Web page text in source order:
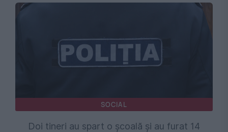
SOCIAL
Doi tineri au spart o școală și au furat 14